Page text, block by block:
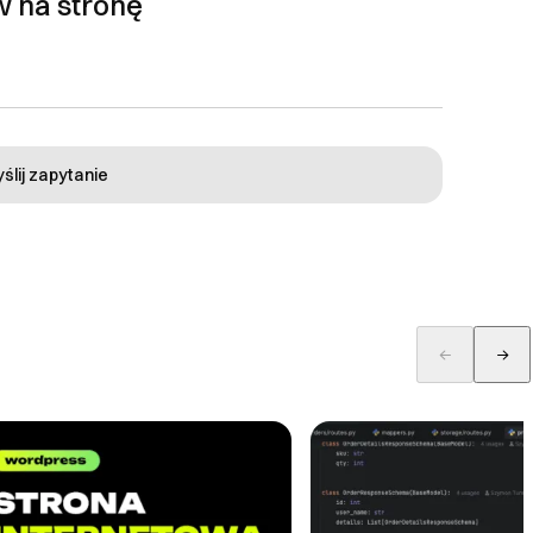
Zaproponowania
przypadkach,
otrzyma pisemne
Soft Synergy z tytułu
danego
szkody pośrednie
W sprawach
przepisy
zapytanie